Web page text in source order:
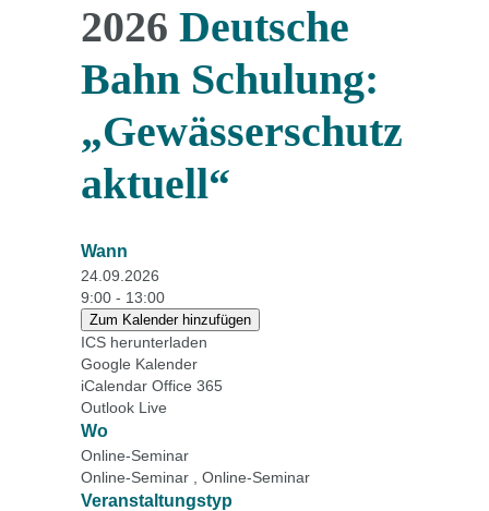
2026 Deutsche
Bahn Schulung:
„Gewässerschutz
aktuell“
Wann
24.09.2026
9:00 - 13:00
Zum Kalender hinzufügen
ICS herunterladen
Google Kalender
iCalendar Office 365
Outlook Live
Wo
Online-Seminar
Online-Seminar , Online-Seminar
Veranstaltungstyp